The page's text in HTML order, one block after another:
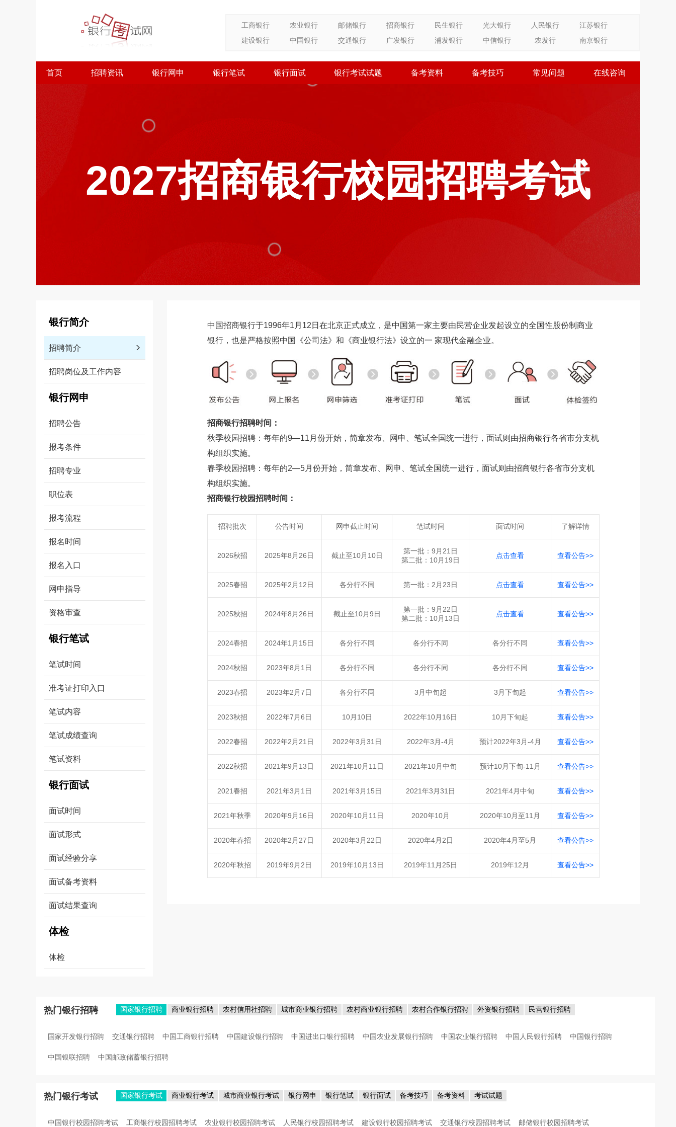
工商银行 农业银行 邮储银行 招商银行 民生银行 光大银行 人民银行
江苏银行
建设银行
中国银行 交通银行 广发银行 浦发银行 中信银行 农发行 南京银行
首页 招聘资讯 银行网申 银行笔试 银行面试 银行考试试题 备考资料 备考技巧 常见问题 在线咨询
2027招商银行校园招聘考试
银行简介
招聘简介
招聘岗位及工作内容
银行网申
招聘公告
报考条件
招聘专业
职位表
报考流程
报名时间
报名入口
网申指导
资格审查
银行笔试
笔试时间
准考证打印入口
笔试内容
笔试成绩查询
笔试资料
银行面试
面试时间
面试形式
面试经验分享
面试备考资料
面试结果查询
体检
体检
中国招商银行于1996年1月12日在北京正式成立，是中国第一家主要由民营企业发起设立的全国性股份制商业
银行，也是严格按照中国《公司法》和《商业银行法》设立的一 家现代金融企业。
招商银行招聘时间：
秋季校园招聘：每年的9—11月份开始，简章发布、网申、笔试全国统一进行，面试则由招商银行各省市分支机
构组织实施。
春季校园招聘：每年的2—5月份开始，简章发布、网申、笔试全国统一进行，面试则由招商银行各省市分支机
构组织实施。
招商银行校园招聘时间：
招聘批次 公告时间 网申截止时间 笔试时间 面试时间 了解详情
2026秋招 2025年8月26日 截止至10月10日
第一批：9月21日
第二批：10月19日
点击查看 查看公告>>
2025春招 2025年2月12日 各分行不同 第一批：2月23日 点击查看 查看公告>>
2025秋招 2024年8月26日 截止至10月9日
第一批：9月22日
第二批：10月13日
点击查看 查看公告>>
2024春招 2024年1月15日 各分行不同 各分行不同 各分行不同 查看公告>>
2024秋招 2023年8月1日 各分行不同 各分行不同 各分行不同 查看公告>>
2023春招 2023年2月7日 各分行不同 3月中旬起 3月下旬起 查看公告>>
2023秋招 2022年7月6日 10月10日 2022年10月16日 10月下旬起 查看公告>>
2022春招 2022年2月21日 2022年3月31日 2022年3月-4月 预计2022年3月-4月 查看公告>>
2022秋招 2021年9月13日 2021年10月11日 2021年10月中旬 预计10月下旬-11月 查看公告>>
2021春招 2021年3月1日 2021年3月15日 2021年3月31日 2021年4月中旬 查看公告>>
2021年秋季 2020年9月16日 2020年10月11日 2020年10月 2020年10月至11月 查看公告>>
2020年春招 2020年2月27日 2020年3月22日 2020年4月2日 2020年4月至5月 查看公告>>
2020年秋招 2019年9月2日 2019年10月13日 2019年11月25日 2019年12月 查看公告>>
热门银行招聘 国家银行招聘 商业银行招聘 农村信用社招聘 城市商业银行招聘 农村商业银行招聘 农村合作银行招聘 外资银行招聘 民营银行招聘
国家开发银行招聘 交通银行招聘 中国工商银行招聘 中国建设银行招聘 中国进出口银行招聘 中国农业发展银行招聘 中国农业银行招聘 中国人民银行招聘 中国银行招聘
中国银联招聘 中国邮政储蓄银行招聘
热门银行考试 国家银行考试 商业银行考试 城市商业银行考试 银行网申 银行笔试 银行面试 备考技巧 备考资料 考试试题
中国银行校园招聘考试 工商银行校园招聘考试 农业银行校园招聘考试 人民银行校园招聘考试 建设银行校园招聘考试 交通银行校园招聘考试 邮储银行校园招聘考试